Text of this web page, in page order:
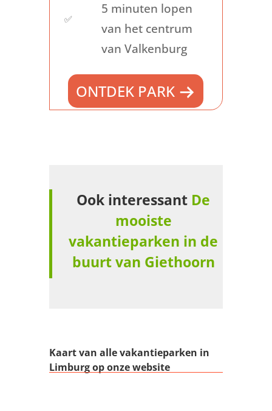
✅
5 minuten lopen
van het centrum
van Valkenburg
ONTDEK PARK
Ook interessant De
mooiste
vakantieparken in de
buurt van Giethoorn
Kaart van alle vakantieparken in
Limburg op onze website